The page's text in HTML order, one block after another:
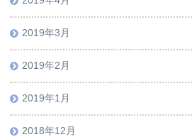
2019年3月
2019年2月
2019年1月
2018年12月